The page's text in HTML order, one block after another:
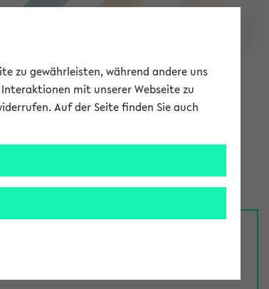
eKVV
zu gewährleisten, während andere uns
mit unserer Webseite zu
Auf der Seite finden Sie auch